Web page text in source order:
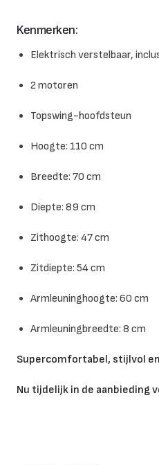
Kenmerken:
Elektrisch verstelbaar,
2 motoren
Topswing-hoofdsteun
Hoogte: 110 cm
Breedte: 70 cm
Diepte: 89 cm
Zithoogte: 47 cm
Zitdiepte: 54 cm
Armleuninghoogte: 60 cm
Armleuningbreedte: 8 cm
Supercomfortabel, stijlvol
Nu tijdelijk in de aanbieding